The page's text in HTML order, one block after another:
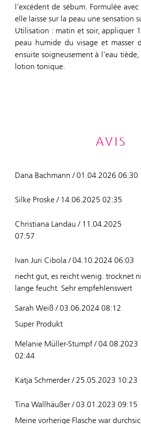
l’excédent de sébum. Formulée
elle laisse sur la peau une sensation
Utilisation : matin et soir, appliquer
peau humide du visage et masser
ensuite soigneusement à l’eau
lotion tonique.
AVIS
Dana Bachmann / 01.04.2026 06:30
Silke Proske / 14.06.2025 02:35
Christiana Landau / 11.04.2025
07:57
Ivan Juri Cibola / 04.10.2024 06:03
riecht gut, es reicht wenig. trocknet
lange feucht. Sehr empfehlenswert
Sarah Weiß / 03.06.2024 08:12
Super Produkt
Melanie Müller-Stumpf / 04.08.2023
02:44
Katja Schmerder / 25.05.2023 10:23
Tina Wallhäußer / 03.01.2023 09:15
Meine vorherige Flasche war